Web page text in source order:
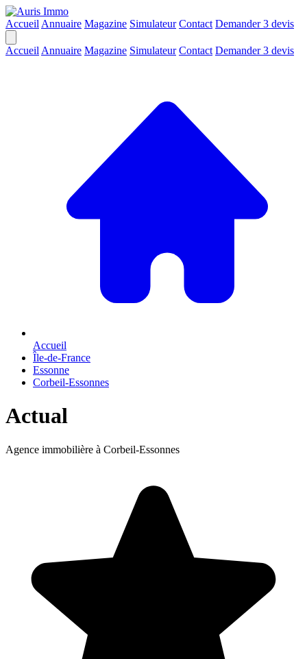
Accueil Annuaire Magazine Simulateur Contact Demander 3 devis
Accueil Annuaire Magazine Simulateur Contact Demander 3 devis
Accueil
Île-de-France
Essonne
Corbeil-Essonnes
Actual
Agence immobilière à Corbeil-Essonnes